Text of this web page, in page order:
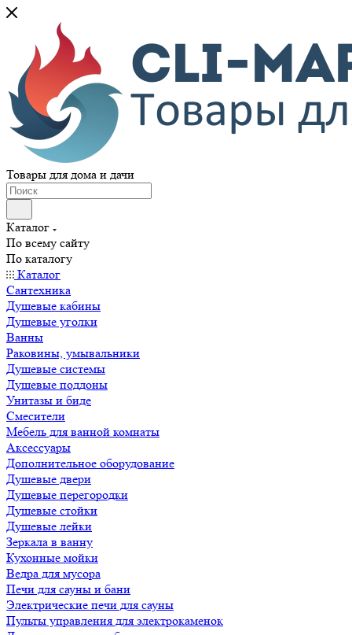
Товары для дома и дачи
Каталог
По всему сайту
По каталогу
Каталог
Сантехника
Душевые кабины
Душевые уголки
Ванны
Раковины, умывальники
Душевые системы
Душевые поддоны
Унитазы и биде
Смесители
Мебель для ванной комнаты
Аксессуары
Дополнительное оборудование
Душевые двери
Душевые перегородки
Душевые стойки
Душевые лейки
Зеркала в ванну
Кухонные мойки
Ведра для мусора
Печи для сауны и бани
Электрические печи для сауны
Пульты управления для электрокаменок